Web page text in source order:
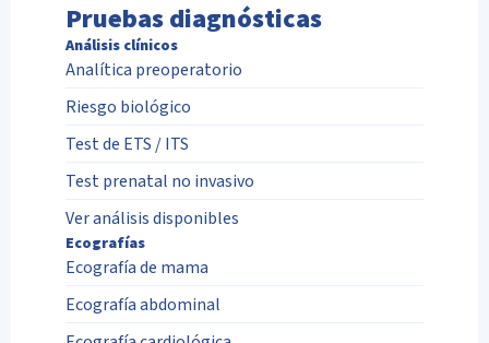
Pruebas diagnósticas
Análisis clínicos
Analítica preoperatorio
Riesgo biológico
Test de ETS / ITS
Test prenatal no invasivo
Ver análisis disponibles
Ecografías
Ecografía de mama
Ecografía abdominal